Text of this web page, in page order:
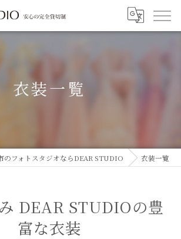
衣装一覧
のフォトスタジオならDEAR STUDIO 衣装一覧
DEAR STUDIOの豊
富な衣装